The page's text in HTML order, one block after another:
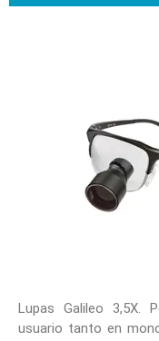
Lupas Galileo 3,5X.
usuario tanto en